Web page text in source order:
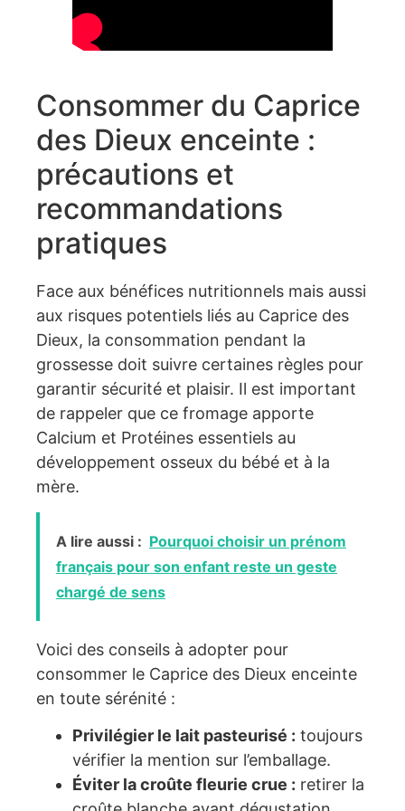
Consommer du Caprice
des Dieux enceinte :
précautions et
recommandations
pratiques
Face aux bénéfices nutritionnels mais aussi
aux risques potentiels liés au Caprice des
Dieux, la consommation pendant la
grossesse doit suivre certaines règles pour
garantir sécurité et plaisir. Il est important
de rappeler que ce fromage apporte
Calcium et Protéines essentiels au
développement osseux du bébé et à la
mère.
A lire aussi : Pourquoi choisir un prénom
français pour son enfant reste un geste
chargé de sens
Voici des conseils à adopter pour
consommer le Caprice des Dieux enceinte
en toute sérénité :
Privilégier le lait pasteurisé : toujours
vérifier la mention sur l’emballage.
Éviter la croûte fleurie crue : retirer la